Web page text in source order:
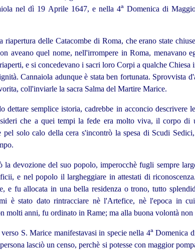
nel dì 19 Aprile 1647, e nella 4a
Domenica di
riapertura delle Catacombe di Roma, che erano state
aveano quel nome, nell'irrompere in Roma, menavano
e si concedevano i sacri loro Corpi a qualche Chiesa
Cannaiola adunque è stata ben fortunata. Sprovvista
coll'inviarle la sacra Salma del Martire Marice.
dettare semplice istoria, cadrebbe in acconcio descrivere
che a quei tempi la fede era molto viva, il corpo di
pel solo calo della cera s'incontrò la spesa di Scudi Sedici
la devozione del suo popolo, imperocchè fugli sempre
e nel popolo il largheggiare in attestati di
e fu allocata in una bella residenza o trono, tutto
è stato dato rintracciare nè l'Artefice, nè l'epoca in
molti anni, fu ordinato in Rame; ma alla buona volontà non
S. Marice manifestavasi in specie nella 4aDomenica
lasciò un censo, perchè si potesse con maggior